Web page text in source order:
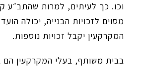
וכו. כך לעיתים, למרות שהתב״ע
מסוים לזכויות הבנייה, יכולה
המקרקעין יקבל זכויות נוספות.
בבית משותף, בעלי המקרקעין הם